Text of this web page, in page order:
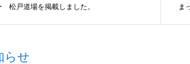
松戸道場を掲載しました。
ま
らせ